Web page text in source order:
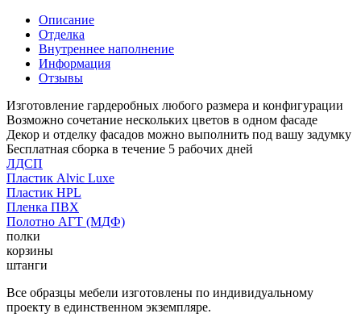
Описание
Отделка
Внутреннее наполнение
Информация
Отзывы
Изготовление гардеробных любого размера и конфигурации
Возможно сочетание нескольких цветов в одном фасаде
Декор и отделку фасадов можно выполнить под вашу задумку
Бесплатная сборка в течение 5 рабочих дней
ЛДСП
Пластик Alvic Luxe
Пластик HPL
Пленка ПВХ
Полотно АГТ (МДФ)
полки
корзины
штанги
Все образцы мебели изготовлены по индивидуальному
проекту в единственном экземпляре.